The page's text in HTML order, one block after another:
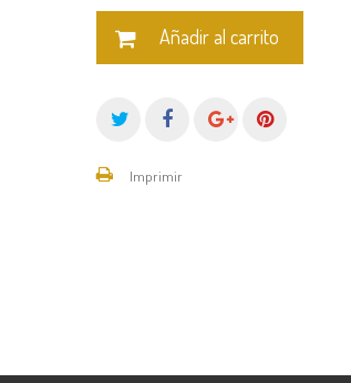
Añadir al carrito
Imprimir